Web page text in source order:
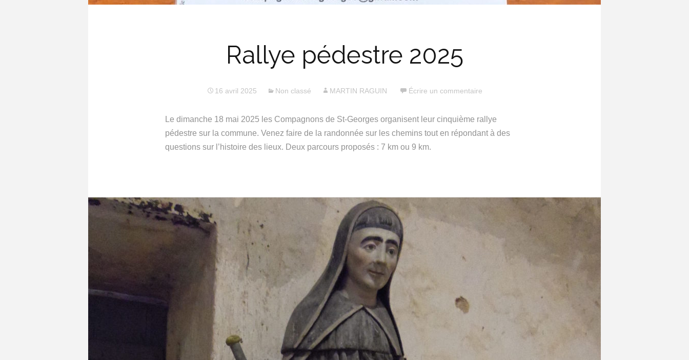
Rallye pédestre 2025
16 avril 2025 Non classé MARTIN RAGUIN Écrire un commentaire
Le dimanche 18 mai 2025 les Compagnons de St-Georges organisent leur cinquième rallye
pédestre sur la commune. Venez faire de la randonnée sur les chemins tout en répondant à des
questions sur l’histoire des lieux. Deux parcours proposés : 7 km ou 9 km.